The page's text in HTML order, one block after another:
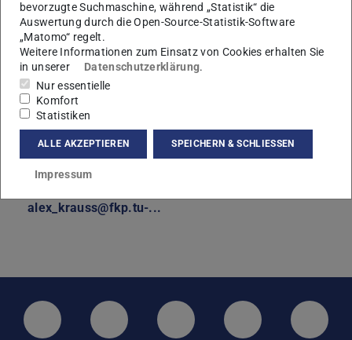
AG Drossel
Kontakt
alex_krauss@fkp.tu-...
LinkedIn-Seite der TU Darmstadt
Instagram-Kanal der TU
Bluesky-Kanal der TU
Facebook-
bevorzugte Suchmaschine, während „Statistik“ die
Auswertung durch die Open-Source-Statistik-Software
„Matomo“ regelt.
Weitere Informationen zum Einsatz von Cookies erhalten Sie
in unserer
Datenschutzerklärung.
Nur essentielle
Komfort
Statistiken
ALLE AKZEPTIEREN SPEICHERN & SCHLIESSEN
Impressum